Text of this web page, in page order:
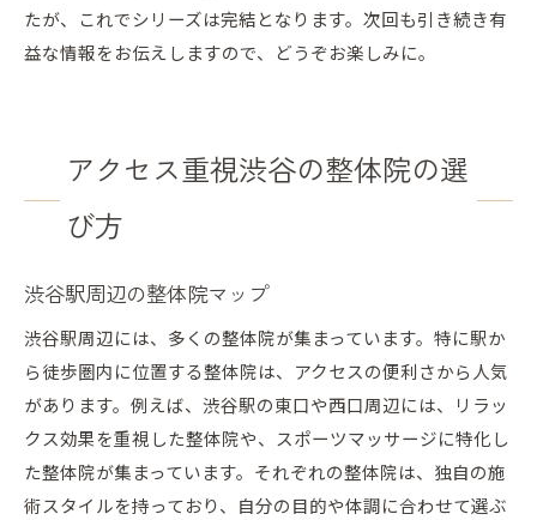
たが、これでシリーズは完結となります。次回も引き続き有
益な情報をお伝えしますので、どうぞお楽しみに。
アクセス重視渋谷の整体院の選
び方
渋谷駅周辺の整体院マップ
渋谷駅周辺には、多くの整体院が集まっています。特に駅か
ら徒歩圏内に位置する整体院は、アクセスの便利さから人気
があります。例えば、渋谷駅の東口や西口周辺には、リラッ
クス効果を重視した整体院や、スポーツマッサージに特化し
た整体院が集まっています。それぞれの整体院は、独自の施
術スタイルを持っており、自分の目的や体調に合わせて選ぶ